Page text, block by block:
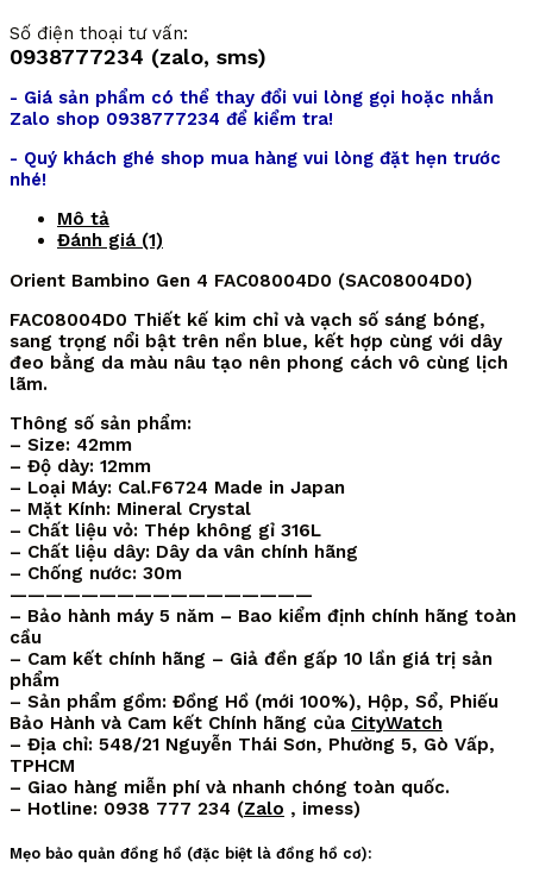
Số điện thoại tư vấn:
0938777234 (zalo, sms)
- Giá sản phẩm có thể thay đổi vui lòng gọi hoặc nhắn
Zalo shop 0938777234 để kiểm tra!
- Quý khách ghé shop mua hàng vui lòng đặt hẹn trước
nhé!
Mô tả
Đánh giá (1)
Orient Bambino Gen 4 FAC08004D0 (SAC08004D0)
FAC08004D0 Thiết kế kim chỉ và vạch số sáng bóng,
sang trọng nổi bật trên nền blue, kết hợp cùng với dây
đeo bằng da màu nâu tạo nên phong cách vô cùng lịch
lãm.
Thông số sản phẩm:
– Size: 42mm
– Độ dày: 12mm
– Loại Máy: Cal.F6724 Made in Japan
– Mặt Kính: Mineral Crystal
– Chất liệu vỏ: Thép không gỉ 316L
– Chất liệu dây: Dây da vân chính hãng
– Chống nước: 30m
—————————————————
– Bảo hành máy 5 năm – Bao kiểm định chính hãng toàn
cầu
– Cam kết chính hãng – Giả đền gấp 10 lần giá trị sản
phẩm
– Sản phẩm gồm: Đồng Hồ (mới 100%), Hộp, Sổ, Phiếu
Bảo Hành và Cam kết Chính hãng của CityWatch
– Địa chỉ: 548/21 Nguyễn Thái Sơn, Phường 5, Gò Vấp,
TPHCM
– Giao hàng miễn phí và nhanh chóng toàn quốc.
– Hotline: 0938 777 234 (Zalo , imess)
Mẹo bảo quản đồng hồ (đặc biệt là đồng hồ cơ):